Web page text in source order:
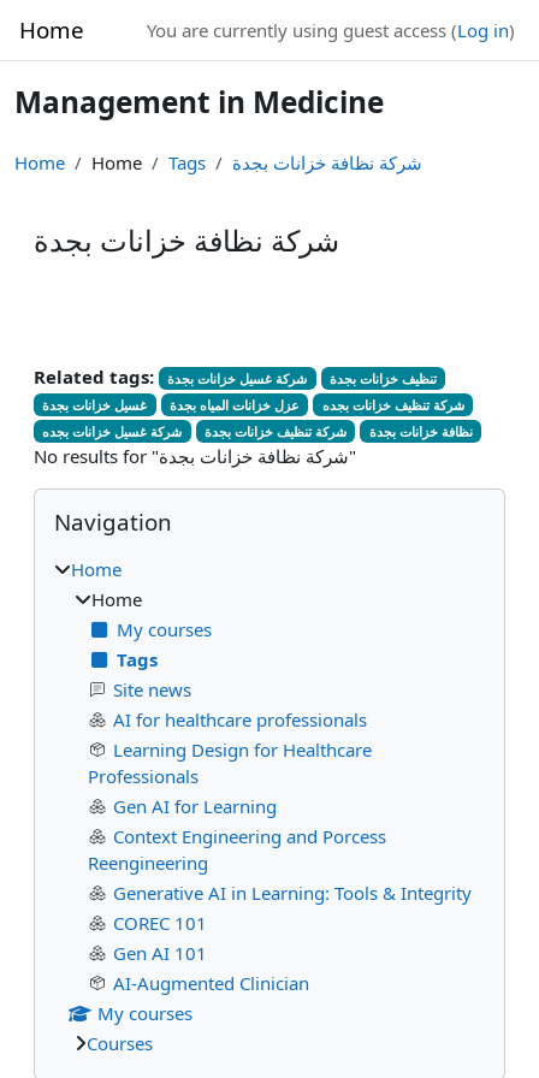
Home You are currently using guest access (Log in)
Management in Medicine
Home Home Tags شركة نظافة خزانات بجدة
شركة نظافة خزانات بجدة
Related tags: شركة غسيل خزانات بجدة
تنظيف خزانات بجدة
غسيل خزانات بجدة
عزل خزانات المياه بجدة
شركة تنظيف خزانات بجده
شركة غسيل خزانات بجده
شركة تنظيف خزانات بجدة نظافة خزانات بجدة
No results for "شركة نظافة خزانات بجدة"
Blocks
Skip Navigation
Navigation
Home
Home
My courses
Tags
Site news
AI for healthcare professionals
Learning Design for Healthcare
Professionals
Gen AI for Learning
Context Engineering and Porcess
Reengineering
Generative AI in Learning: Tools & Integrity
COREC 101
Gen AI 101
AI-Augmented Clinician
My courses
Courses